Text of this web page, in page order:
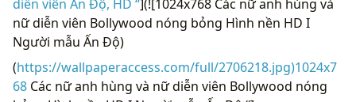
diễn viên Ấn Độ, HD “](![1024x768 Các nữ anh hùng và
nữ diễn viên Bollywood nóng bỏng Hình nền HD I
Người mẫu Ấn Độ)
(https://wallpaperaccess.com/full/2706218.jpg)1024x7
68 Các nữ anh hùng và nữ diễn viên Bollywood nóng